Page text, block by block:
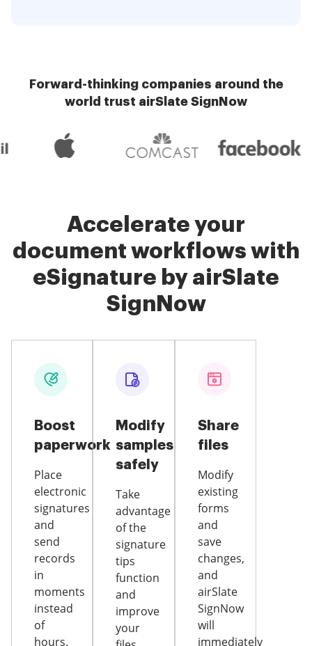
Forward-thinking companies around the
world trust airSlate SignNow
Accelerate your
document workflows with
eSignature by airSlate
SignNow
Boost
paperwork
Place
electronic
signatures
and
send
records
in
moments
instead
of
hours.
Modify
samples
safely
Take
advantage
of the
signature
tips
function
and
improve
your
Share
files
Modify
existing
forms
and
save
changes,
and
airSlate
SignNow
will
immediately